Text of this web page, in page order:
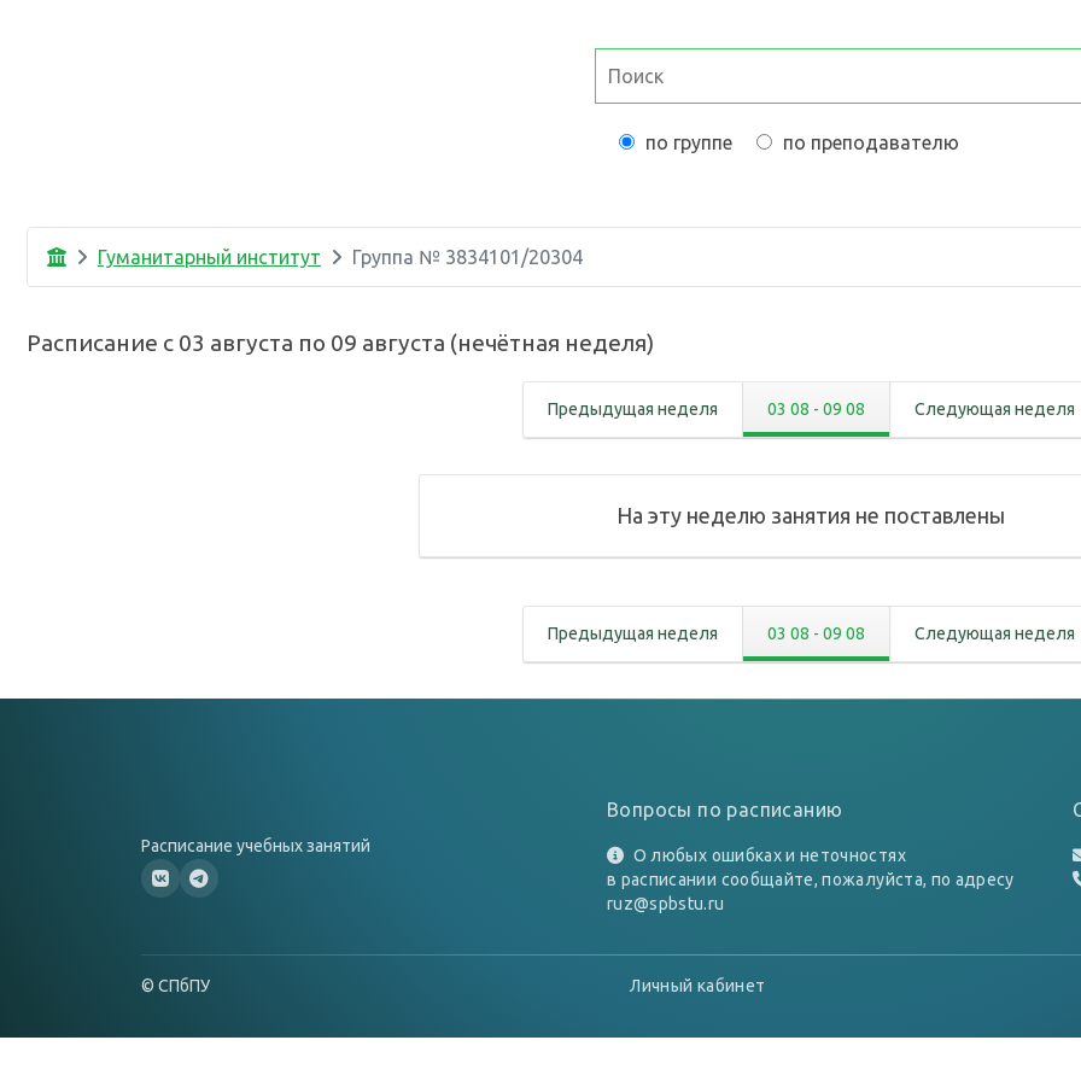
по группе по преподавателю
Гуманитарный институт Группа № 3834101/20304
Расписание с 03 августа по 09 августа (нечётная неделя)
Предыдущая неделя 03 08 - 09 08 Следующая неделя
На эту неделю занятия не поставлены
Предыдущая неделя 03 08 - 09 08 Следующая неделя
Расписание учебных занятий
Вопросы по расписанию
О любых ошибках и неточностях
в расписании сообщайте, пожалуйста, по адресу
ruz@spbstu.ru
© СПбПУ Личный кабинет